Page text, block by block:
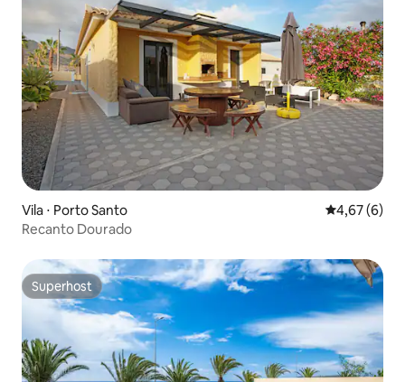
Vila ⋅ Porto Santo 4,67 de uma
4,67 (6)
Recanto Dourado
Superhost
Superhost